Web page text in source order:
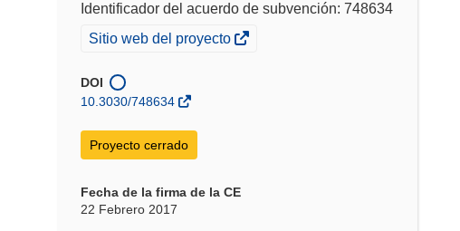
Identificador del acuerdo de subvención: 748634
(se
una
nueva
Sitio web del proyecto
DOI
10.3030/748634
Proyecto cerrado
Fecha de la firma de la CE
22 Febrero 2017